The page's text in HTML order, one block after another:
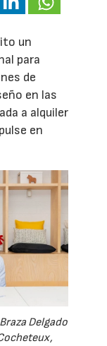
un
para
de
en las
a alquiler
en
Delgado